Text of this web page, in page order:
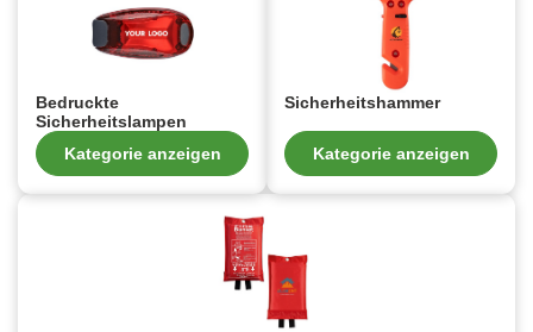
Bedruckte
Sicherheitslampen
Kategorie anzeigen
Sicherheitshammer
Kategorie anzeigen